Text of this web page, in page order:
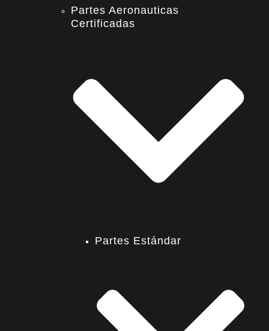
Partes Aeronauticas
Certificadas
Partes Estándar